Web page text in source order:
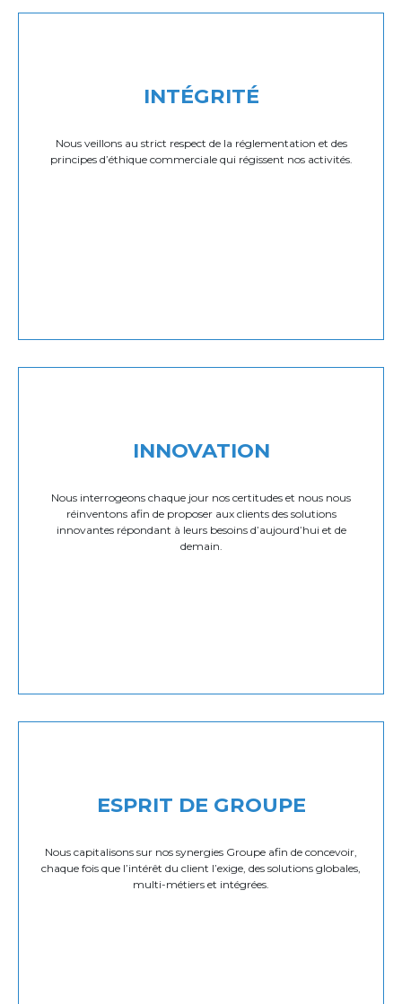
INTÉGRITÉ
Nous veillons au strict respect de la réglementation et des
principes d’éthique commerciale qui régissent nos activités.
INNOVATION
Nous interrogeons chaque jour nos certitudes et nous nous
réinventons afin de proposer aux clients des solutions
innovantes répondant à leurs besoins d’aujourd’hui et de
demain.
ESPRIT DE GROUPE
Nous capitalisons sur nos synergies Groupe afin de concevoir,
chaque fois que l’intérêt du client l’exige, des solutions globales,
multi-métiers et intégrées.